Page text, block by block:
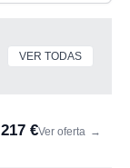
VER TODAS
217 €Ver oferta →